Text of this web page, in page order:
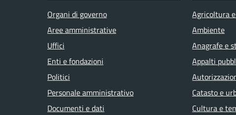
Organi di governo
Aree amministrative
Uffici
Enti e fondazioni
Politici
Personale amministrativo
Documenti e dati
Agricoltura
Ambiente
Anagrafe e
Appalti
Catasto e
Cultura e